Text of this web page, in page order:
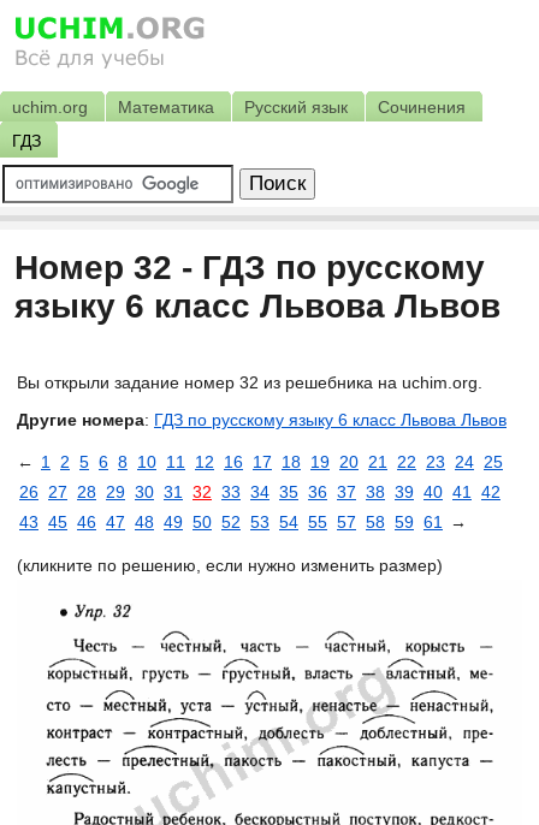
uchim.org Математика Русский язык
Сочинения
ГДЗ
Номер 32 - ГДЗ по русскому
языку 6 класс Львова Львов
Вы открыли задание номер 32 из решебника на uchim.org.
Другие номера: ГДЗ по русскому языку 6 класс Львова Львов
← 1 2 5 6 8 10 11 12 16 17 18 19 20 21 22 23 24 25
26 27 28 29 30 31 32 33 34 35 36 37 38 39 40 41
42
43 45 46 47 48 49 50 52 53 54 55 57 58 59 61 →
(кликните по решению, если нужно изменить размер)